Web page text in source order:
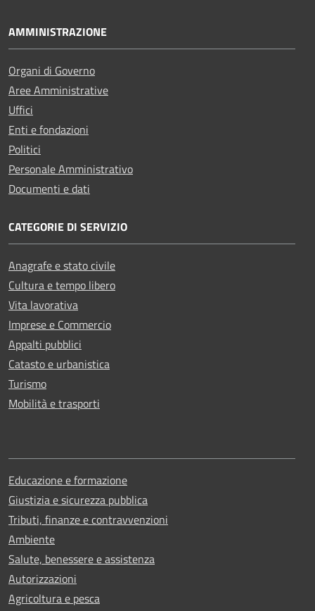
AMMINISTRAZIONE
Organi di Governo
Aree Amministrative
Uffici
Enti e fondazioni
Politici
Personale Amministrativo
Documenti e dati
CATEGORIE DI SERVIZIO
Anagrafe e stato civile
Cultura e tempo libero
Vita lavorativa
Imprese e Commercio
Appalti pubblici
Catasto e urbanistica
Turismo
Mobilità e trasporti
Educazione e formazione
Giustizia e sicurezza pubblica
Tributi, finanze e contravvenzioni
Ambiente
Salute, benessere e assistenza
Autorizzazioni
Agricoltura e pesca